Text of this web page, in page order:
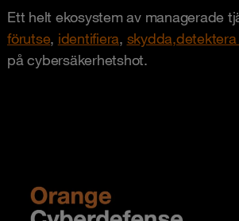
Ett helt ekosystem av managerade
förutse, identifiera, skydda,
på cybersäkerhetshot.